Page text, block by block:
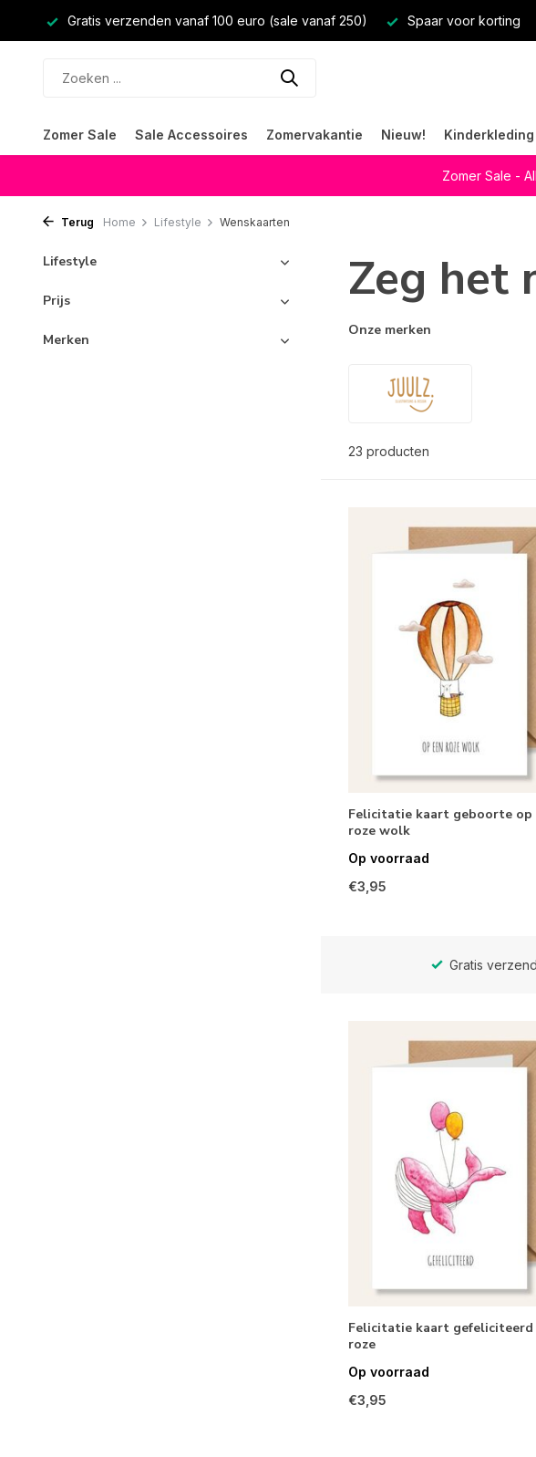
Gratis verzenden vanaf 100 euro (sale vanaf 250) Spaar voor korting
Zomer Sale Sale Accessoires Zomervakantie Nieuw!
Zomer Sale -
Terug Home Lifestyle Wenskaarten
Lifestyle
Prijs
Merken
Zeg het
Onze merken
23 producten
Felicitatie kaart geboorte op
roze wolk
Op voorraad
€3,95
Gratis
Felicitatie kaart gefeliciteerd
roze
Op voorraad
€3,95